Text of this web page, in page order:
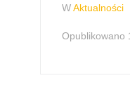
WAktualności
Opublikowano